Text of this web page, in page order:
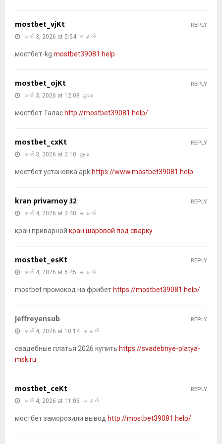
mostbet_vjKt
မတ် 3, 2026 at 5:54 မနက်
мостбет-kg mostbet39081.help
REPLY
mostbet_ojKt
မတ် 3, 2026 at 12:08 ညနေ
мостбет Талас http://mostbet39081.help/
REPLY
mostbet_cxKt
မတ် 3, 2026 at 2:10 ညနေ
мостбет установка apk https://www.mostbet39081.help
REPLY
kran privarnoy 32
မတ် 4, 2026 at 3:48 မနက်
кран приварной кран шаровой под сварку
REPLY
mostbet_esKt
မတ် 4, 2026 at 6:45 မနက်
mostbet промокод на фрибет https://mostbet39081.help/
REPLY
Jeffreyensub
မတ် 4, 2026 at 10:14 မနက်
свадебные платья 2026 купить https://svadebnye-platya-
msk.ru
REPLY
mostbet_ceKt
မတ် 4, 2026 at 11:03 မနက်
мостбет заморозили вывод http://mostbet39081.help/
REPLY